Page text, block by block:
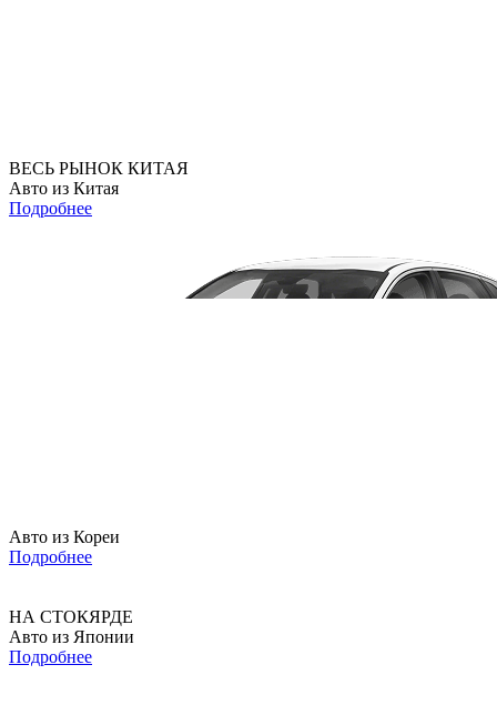
ВЕСЬ РЫНОК КИТАЯ
Авто из Китая
Подробнее
Авто из Кореи
Подробнее
НА СТОКЯРДЕ
Авто из Японии
Подробнее